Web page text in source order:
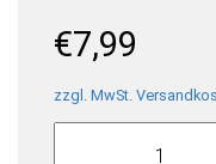
€7,99
zzgl. MwSt.
Pickwick